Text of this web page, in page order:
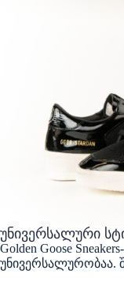
უნივერსალური
Golden Goose
უნივერსალურობაა.